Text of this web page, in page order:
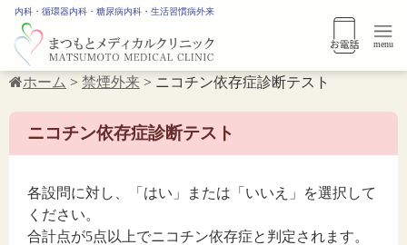
内科・循環器内科・糖尿病内科・生活習慣病外来
menu
ホーム > 禁煙外来 > ニコチン依存症診断テスト
ニコチン依存症診断テスト
各設問に対し、「はい」または「いいえ」を選択して
ください。
合計点が5点以上でニコチン依存症と判定されます。